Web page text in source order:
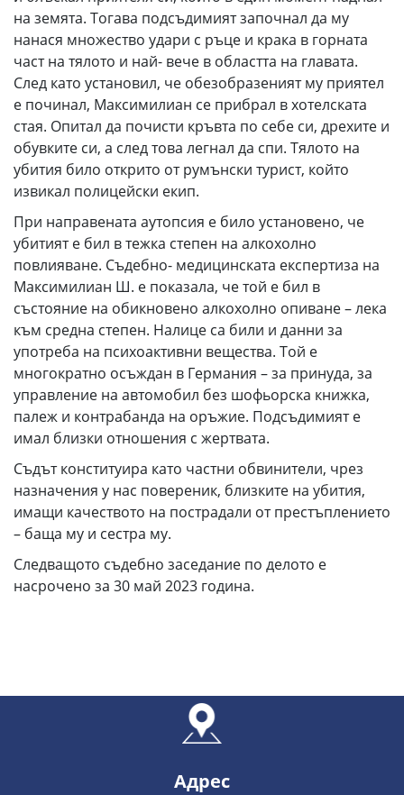
на земята. Тогава подсъдимият започнал да му
нанася множество удари с ръце и крака в горната
част на тялото и най- вече в областта на главата.
След като установил, че обезобразеният му приятел
е починал, Максимилиан се прибрал в хотелската
стая. Опитал да почисти кръвта по себе си, дрехите и
обувките си, а след това легнал да спи. Тялото на
убития било открито от румънски турист, който
извикал полицейски екип.
При направената аутопсия е било установено, че
убитият е бил в тежка степен на алкохолно
повлияване. Съдебно- медицинската експертиза на
Максимилиан Ш. е показала, че той е бил в
състояние на обикновено алкохолно опиване – лека
към средна степен. Налице са били и данни за
употреба на психоактивни вещества. Той е
многократно осъждан в Германия – за принуда, за
управление на автомобил без шофьорска книжка,
палеж и контрабанда на оръжие. Подсъдимият е
имал близки отношения с жертвата.
Съдът конституира като частни обвинители, чрез
назначения у нас повереник, близките на убития,
имащи качеството на пострадали от престъплението
– баща му и сестра му.
Следващото съдебно заседание по делото е
насрочено за 30 май 2023 година.
Адрес